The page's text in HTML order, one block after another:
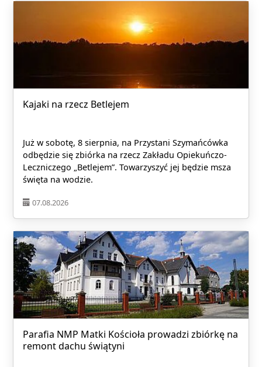
Kajaki na rzecz Betlejem
Już w sobotę, 8 sierpnia, na Przystani Szymańcówka
odbędzie się zbiórka na rzecz Zakładu Opiekuńczo-
Leczniczego „Betlejem”. Towarzyszyć jej będzie msza
święta na wodzie.
07.08.2026
Parafia NMP Matki Kościoła prowadzi zbiórkę na
remont dachu świątyni